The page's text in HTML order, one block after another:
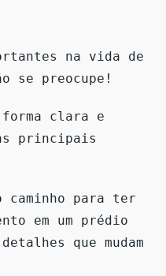
na vida de
se preocupe!
forma clara e
principais
para ter
em um prédio
que mudam